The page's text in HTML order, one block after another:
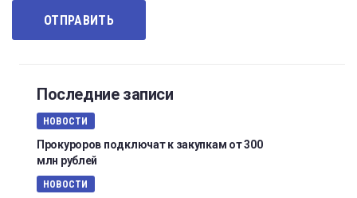
Последние записи
НОВОСТИ
Прокуроров подключат к закупкам от 300
млн рублей
НОВОСТИ